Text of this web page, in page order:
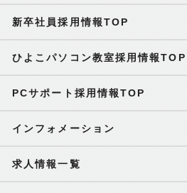
新卒社員採用情報TOP
ひよこパソコン教室採用情報TOP
PCサポート採用情報TOP
インフォメーション
求人情報一覧